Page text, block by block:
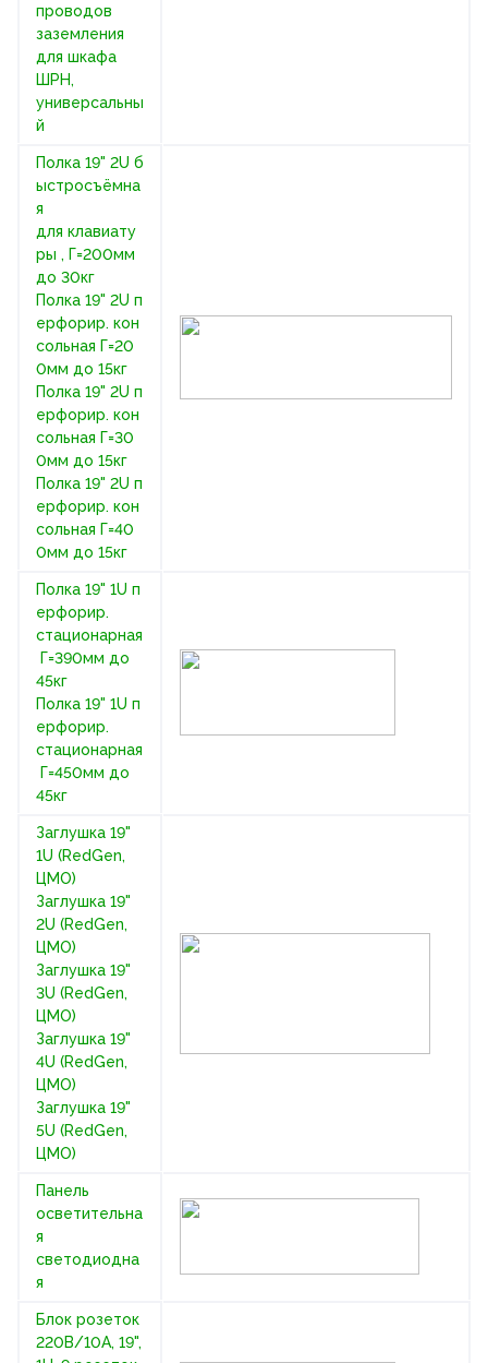
проводов
заземления
для шкафа
ШРН,
универсальны
й
Полка 19" 2U б
ыстросъёмна
я
для клавиату
ры , Г=200мм
до 30кг
Полка 19" 2U п
ерфорир. кон
сольная Г=20
0мм до 15кг
Полка 19" 2U п
ерфорир. кон
сольная Г=30
0мм до 15кг
Полка 19" 2U п
ерфорир. кон
сольная Г=40
0мм до 15кг
Полка 19" 1U п
ерфорир.
стационарная
Г=390мм до
45кг
Полка 19" 1U п
ерфорир.
стационарная
Г=450мм до
45кг
Заглушка 19"
1U (RedGen,
ЦМО)
Заглушка 19"
2U (RedGen,
ЦМО)
Заглушка 19"
3U (RedGen,
ЦМО)
Заглушка 19"
4U (RedGen,
ЦМО)
Заглушка 19"
5U (RedGen,
ЦМО)
Панель
осветительна
я
светодиодна
я
Блок розеток
220В/10А, 19",